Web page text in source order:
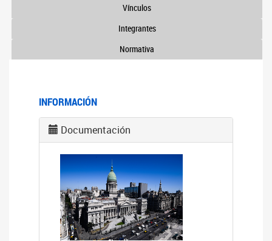
Vínculos
Integrantes
Normativa
INFORMACIÓN
Documentación